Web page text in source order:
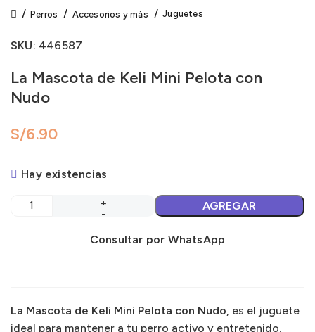
Perros Accesorios y más Juguetes
SKU: 446587
La Mascota de Keli Mini Pelota con
Nudo
S/
Hay existencias
AGREGAR
Consultar por WhatsApp
La Mascota de Keli Mini Pelota con Nudo , es el juguete
ideal para mantener a tu perro activo y entretenido.